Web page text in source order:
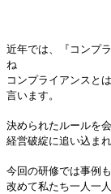
近年では、『コンプ
ね
コンプライアンスと
言います。
決められたルールを
経営破綻に追い込ま
今回の研修では事例
改めて私たち一人一